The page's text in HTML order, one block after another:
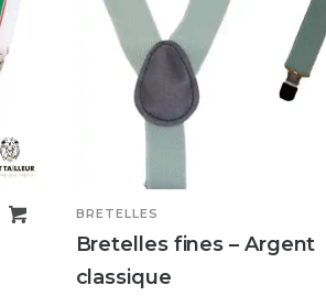
BRETELLES
Bretelles fines – Argent
classique